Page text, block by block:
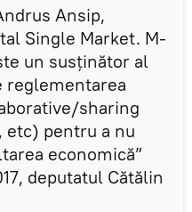
Ansip,
Single Market. M-
un susținător al
reglementarea
sharing
etc) pentru a nu
economică”
deputatul Cătălin